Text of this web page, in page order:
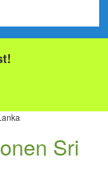
Sri